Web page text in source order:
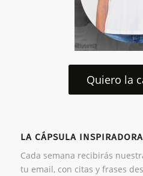
Quiero la
LA CÁPSULA
Cada semana recibirás
tu email, con citas y frases